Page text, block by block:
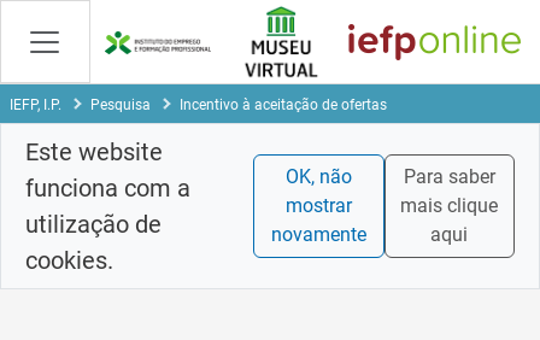
Saltar
para
conteúdo
principal
IEFP, I.P. Pesquisa Incentivo à aceitação de ofertas
Este website
funciona com a
utilização de
cookies.
OK, não
mostrar
novamente
Para saber
mais clique
aqui